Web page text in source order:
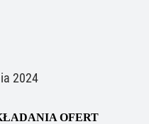
2024
OFERT